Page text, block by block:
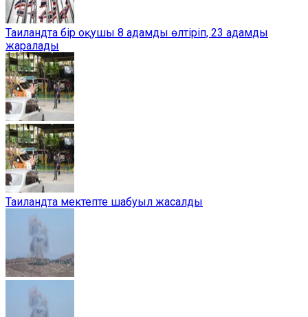
Таиландта бір оқушы 8 адамды өлтіріп, 23 адамды
жаралады
Таиландта мектепте шабуыл жасалды